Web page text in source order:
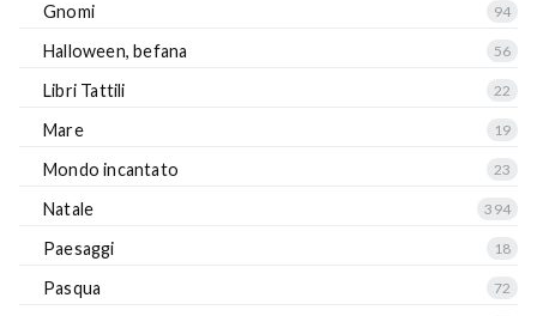
Gnomi 94
Halloween, befana 56
Libri Tattili 22
Mare 19
Mondo incantato 23
Natale 394
Paesaggi 18
Pasqua 72